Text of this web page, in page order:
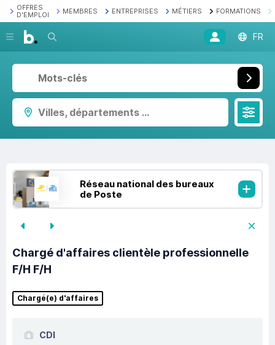
OFFRES
D'EMPLOI
MEMBRES ENTREPRISES MÉTIERS FORMATIONS
Recherche FR
Villes, départements ...
Réseau national des bureaux
de Poste
Chargé d'affaires clientèle professionnelle
F/H F/H
Chargé(e) d'affaires
CDI